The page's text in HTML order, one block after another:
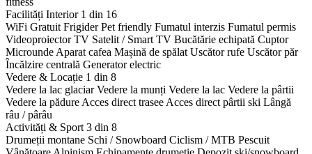
Facilități Interior 1 din 16
WiFi Gratuit Frigider Pet friendly Fumatul interzis Fumatul permis
Videoproiector TV Satelit / Smart TV Bucătărie echipată Cuptor
Microunde Aparat cafea Mașină de spălat Uscător rufe Uscător păr
Încălzire centrală Generator electric
Vedere & Locație 1 din 8
Vedere la lac glaciar Vedere la munți Vedere la lac Vedere la pârtii
Vedere la pădure Acces direct trasee Acces direct pârtii ski Lângă
râu / pârâu
Activități & Sport 3 din 8
Drumeții montane Schi / Snowboard Ciclism / MTB Pescuit